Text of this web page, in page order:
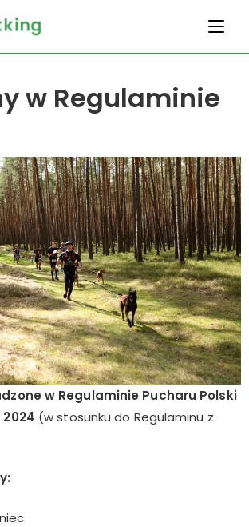
w Regulaminie
w Regulaminie Pucharu Polski
(w stosunku do Regulaminu z